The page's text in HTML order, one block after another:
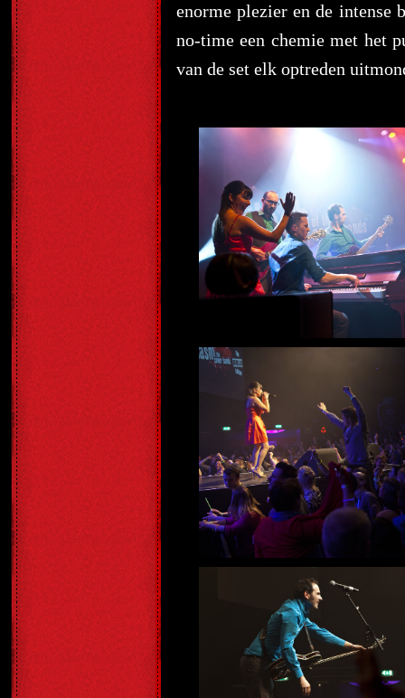
enorme plezier en de intense
no-time een chemie met het
van de set elk optreden